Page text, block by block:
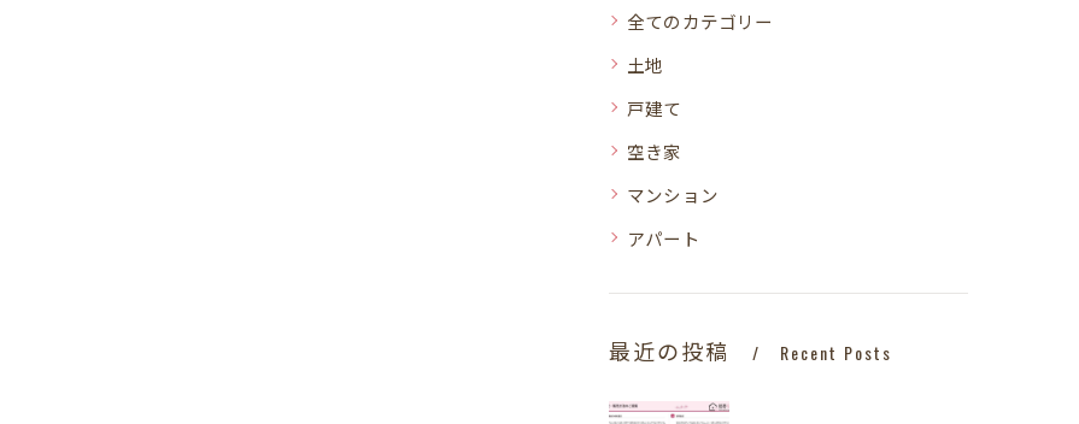
全てのカテゴリー
土地
戸建て
空き家
マンション
アパート
最近の投稿 Recent Posts